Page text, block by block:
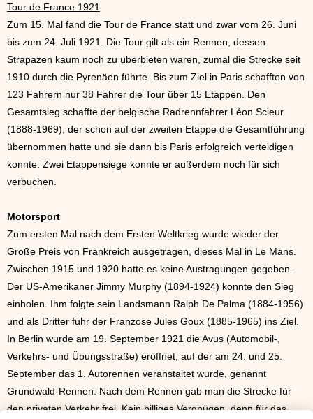
Tour de France 1921
Zum 15. Mal fand die Tour de France statt und zwar vom 26. Juni
bis zum 24. Juli 1921. Die Tour gilt als ein Rennen, dessen
Strapazen kaum noch zu überbieten waren, zumal die Strecke seit
1910 durch die Pyrenäen führte. Bis zum Ziel in Paris schafften von
123 Fahrern nur 38 Fahrer die Tour über 15 Etappen. Den
Gesamtsieg schaffte der belgische Radrennfahrer Léon Scieur
(1888-1969), der schon auf der zweiten Etappe die Gesamtführung
übernommen hatte und sie dann bis Paris erfolgreich verteidigen
konnte. Zwei Etappensiege konnte er außerdem noch für sich
verbuchen.
Motorsport
Zum ersten Mal nach dem Ersten Weltkrieg wurde wieder der
Große Preis von Frankreich ausgetragen, dieses Mal in Le Mans.
Zwischen 1915 und 1920 hatte es keine Austragungen gegeben.
Der US-Amerikaner Jimmy Murphy (1894-1924) konnte den Sieg
einholen. Ihm folgte sein Landsmann Ralph De Palma (1884-1956)
und als Dritter fuhr der Franzose Jules Goux (1885-1965) ins Ziel.
In Berlin wurde am 19. September 1921 die Avus (Automobil-,
Verkehrs- und Übungsstraße) eröffnet, auf der am 24. und 25.
September das 1. Autorennen veranstaltet wurde, genannt
Grundwald-Rennen. Nach dem Rennen gab man die Strecke für
den privaten Verkehr frei. Kein billiges Vergnügen, denn für das